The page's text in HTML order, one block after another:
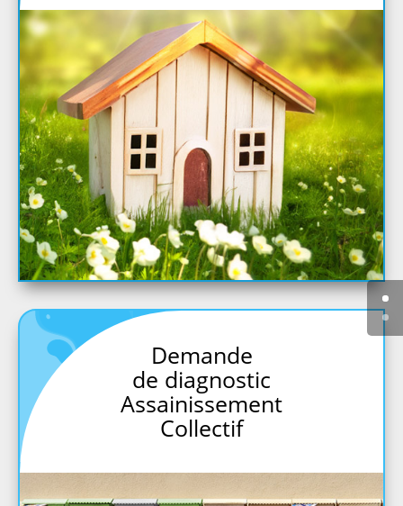
Demande
de diagnostic
Assainissement
Collectif